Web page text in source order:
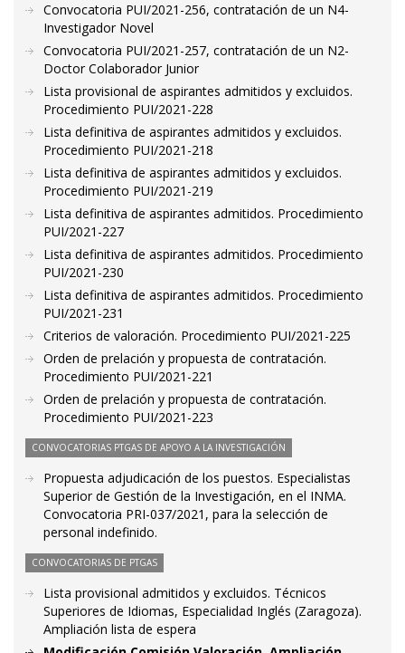
Convocatoria PUI/2021-256, contratación de un N4-
Investigador Novel
Convocatoria PUI/2021-257, contratación de un N2-
Doctor Colaborador Junior
Lista provisional de aspirantes admitidos y excluidos.
Procedimiento PUI/2021-228
Lista definitiva de aspirantes admitidos y excluidos.
Procedimiento PUI/2021-218
Lista definitiva de aspirantes admitidos y excluidos.
Procedimiento PUI/2021-219
Lista definitiva de aspirantes admitidos. Procedimiento
PUI/2021-227
Lista definitiva de aspirantes admitidos. Procedimiento
PUI/2021-230
Lista definitiva de aspirantes admitidos. Procedimiento
PUI/2021-231
Criterios de valoración. Procedimiento PUI/2021-225
Orden de prelación y propuesta de contratación.
Procedimiento PUI/2021-221
Orden de prelación y propuesta de contratación.
Procedimiento PUI/2021-223
CONVOCATORIAS PTGAS DE APOYO A LA INVESTIGACIÓN
Propuesta adjudicación de los puestos. Especialistas
Superior de Gestión de la Investigación, en el INMA.
Convocatoria PRI-037/2021, para la selección de
personal indefinido.
CONVOCATORIAS DE PTGAS
Lista provisional admitidos y excluidos. Técnicos
Superiores de Idiomas, Especialidad Inglés (Zaragoza).
Ampliación lista de espera